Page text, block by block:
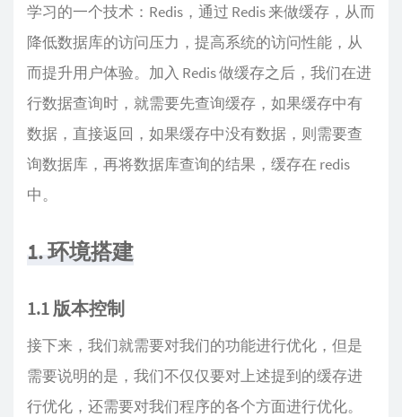
学习的一个技术：Redis，通过 Redis 来做缓存，从而
降低数据库的访问压力，提高系统的访问性能，从
而提升用户体验。加入 Redis 做缓存之后，我们在进
行数据查询时，就需要先查询缓存，如果缓存中有
数据，直接返回，如果缓存中没有数据，则需要查
询数据库，再将数据库查询的结果，缓存在 redis
中。
1. 环境搭建
1.1 版本控制
接下来，我们就需要对我们的功能进行优化，但是
需要说明的是，我们不仅仅要对上述提到的缓存进
行优化，还需要对我们程序的各个方面进行优化。